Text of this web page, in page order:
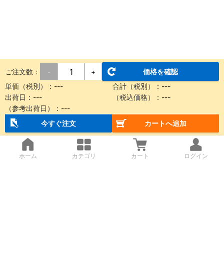
ご注文数： - +
価格を確認
単価（税別）： --- 合計（税別）： ---
出荷日： --- （税込価格）： ---
（参考出荷日）： ---
今すぐ注文
カートへ追加
ホーム カテゴリ カート ログイン